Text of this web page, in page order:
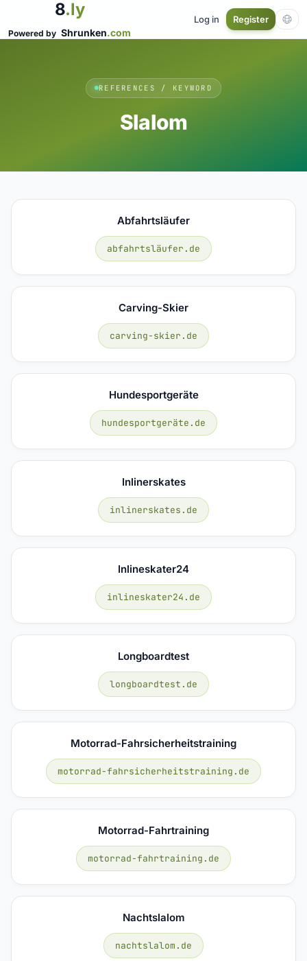
8.ly
Powered by Shrunken.com
Log in Register
REFERENCES / KEYWORD
Slalom
Abfahrtsläufer
abfahrtsläufer.de
Carving-Skier
carving-skier.de
Hundesportgeräte
hundesportgeräte.de
Inlinerskates
inlinerskates.de
Inlineskater24
inlineskater24.de
Longboardtest
longboardtest.de
Motorrad-Fahrsicherheitstraining
motorrad-fahrsicherheitstraining.de
Motorrad-Fahrtraining
motorrad-fahrtraining.de
Nachtslalom
nachtslalom.de